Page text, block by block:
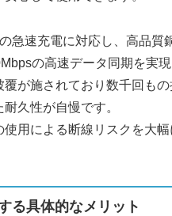
急速充電に対応し、高品質
の高速データ同期を実現
覆が施されており数千回も
久性が自慢です。
使用による断線リスクを大
る具体的なメリット